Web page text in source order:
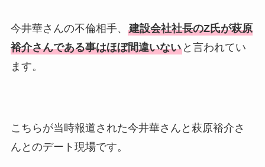
今井華さんの不倫相手、 建設会社社長のZ氏が萩原
裕介さんである事はほぼ間違いないと言われてい
ます。
こちらが当時報道された今井華さんと萩原裕介さ
んとのデート現場です。